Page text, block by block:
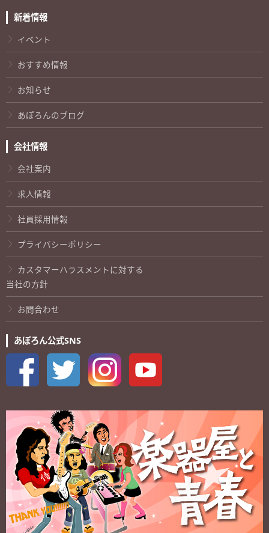
新着情報
イベント
おすすめ情報
お知らせ
あぽろんのブログ
会社情報
会社案内
求人情報
社員採用情報
プライバシーポリシー
カスタマーハラスメントに対する
当社の方針
お問合わせ
あぽろん公式SNS